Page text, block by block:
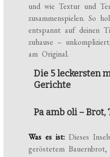
und wie Textur und
zusammenspielen. So
entspannt auf deinen
zuhause –
am Original.
Die 5 leckersten
Gerichte
Pa amb oli – Brot,
Was es ist: Dieses
geröstetem